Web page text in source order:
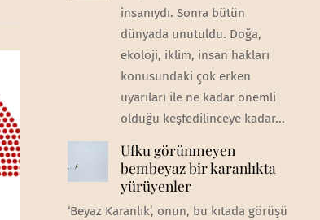
insanıydı. Sonra bütün
dünyada unutuldu. Doğa,
ekoloji, iklim, insan hakları
konusundaki çok erken
uyarıları ile ne kadar önemli
olduğu keşfedilinceye kadar...
Ufku görünmeyen
bembeyaz bir karanlıkta
yürüyenler
‘Beyaz Karanlık’, onun, bu kıtada görüşü